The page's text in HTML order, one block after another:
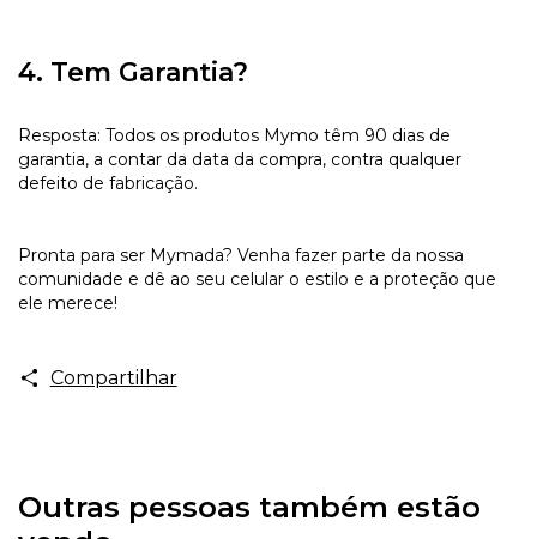
4. Tem Garantia?
Resposta: Todos os produtos Mymo têm 90 dias de
garantia, a contar da data da compra, contra qualquer
defeito de fabricação.
Pronta para ser Mymada? Venha fazer parte da nossa
comunidade e dê ao seu celular o estilo e a proteção que
ele merece!
Compartilhar
Outras pessoas também estão